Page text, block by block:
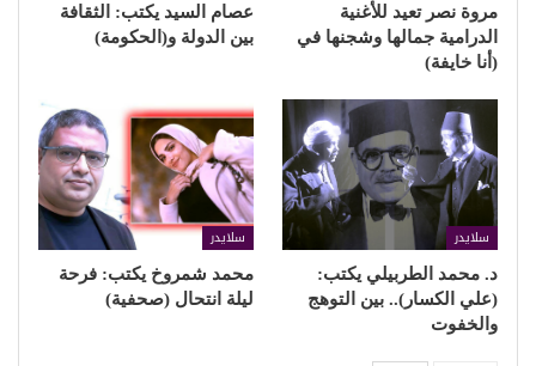
مروة نصر تعيد للأغنية
الدرامية جمالها وشجنها في
(أنا خايفة)
عصام السيد يكتب: الثقافة
بين الدولة و(الحكومة)
سلايدر
د. محمد الطربيلي يكتب:
(علي الكسار).. بين التوهج
والخفوت
سلايدر
محمد شمروخ يكتب: فرحة
ليلة انتحال (صحفية)